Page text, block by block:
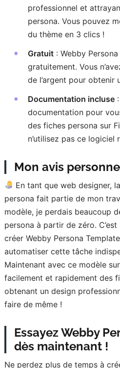
professionnel et
persona. Vous pouvez
du thème en 3 clics !
Gratuit: Webby
gratuitement. Vous
de l’argent pour obtenir
Documentation incluse:
documentation pour
des fiches persona sur
n’utilisez pas ce logiciel
Mon avis
En tant que web designer,
persona fait partie de mon
modèle, je perdais beaucoup
persona à partir de zéro.
créer Webby Persona
automatiser cette tâche
Maintenant avec ce modèle
facilement et rapidement des
obtenant un design
faire de même !
Essayez Webby
dès maintenant !
Ne perdez plus de temps à